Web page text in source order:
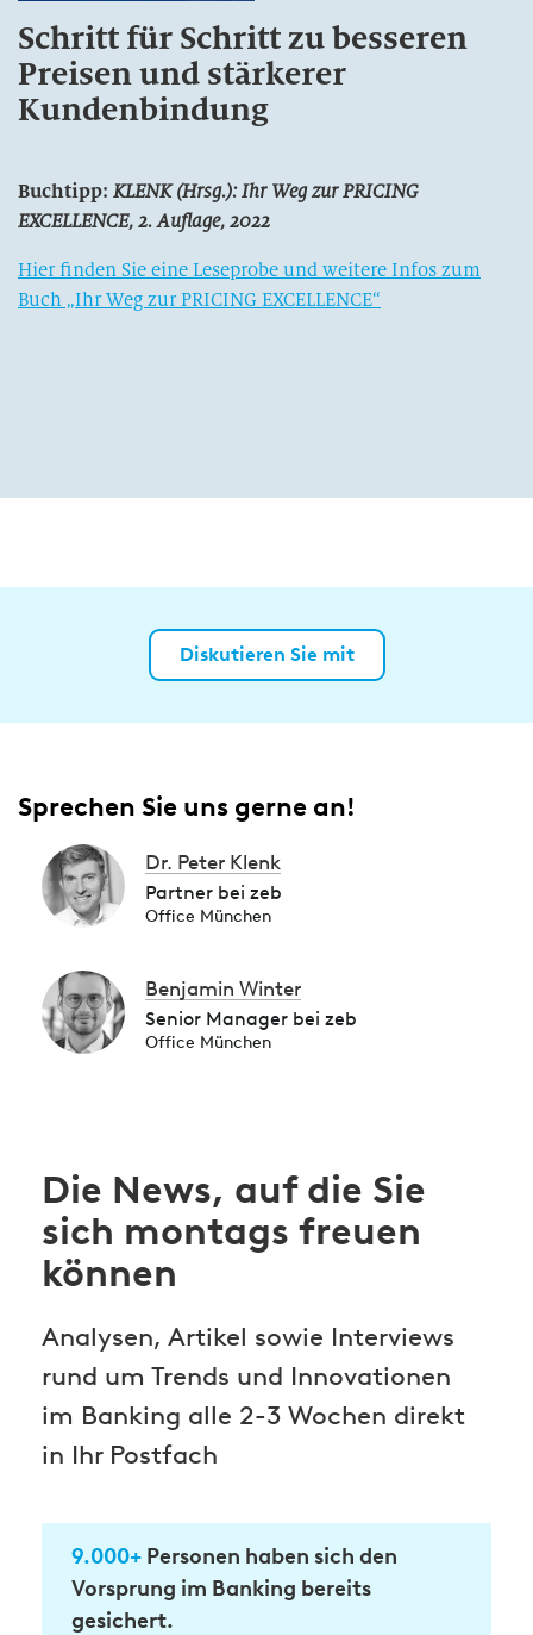
Schritt für Schritt zu besseren
Preisen und stärkerer
Kundenbindung
Buchtipp: KLENK (Hrsg.): Ihr Weg zur PRICING
EXCELLENCE, 2. Auflage, 2022
Hier finden Sie eine Leseprobe und weitere Infos zum
Buch „Ihr Weg zur PRICING EXCELLENCE“
Diskutieren Sie mit
Sprechen Sie uns gerne an!
Dr. Peter Klenk
Partner bei zeb
Office München
Benjamin Winter
Senior Manager bei zeb
Office München
Die News, auf die Sie
sich montags freuen
können
Analysen, Artikel sowie Interviews
rund um Trends und Innovationen
im Banking alle 2-3 Wochen direkt
in Ihr Postfach
9.000+ Personen haben sich den
Vorsprung im Banking bereits
gesichert.